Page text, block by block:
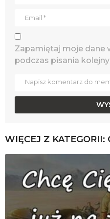
Zapamiętaj moje dane
podczas pisania
WIĘCEJ Z KATEGORII: